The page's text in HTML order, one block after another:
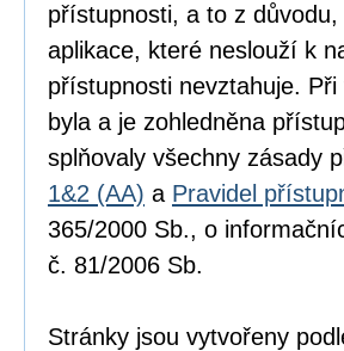
přístupnosti, a to z
aplikace, které neslouží k
přístupnosti nevztahuje.
byla a je zohledněna
splňovaly všechny zásady
1&2 (AA) a Pravidel
365/2000 Sb., o
č. 81/2006 Sb.
Stránky jsou vytvořeny